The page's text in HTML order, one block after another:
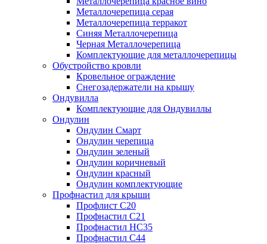
Металлочерепица серая
Металлочерепица терракот
Синяя Металлочерепица
Черная Металлочерепица
Комплектующие для металлочерепицы
Обустройство кровли
Кровельное ограждение
Снегозадержатели на крышу
Ондувилла
Комплектующие для Ондувиллы
Ондулин
Ондулин Смарт
Ондулин черепица
Ондулин зеленый
Ондулин коричневый
Ондулин красный
Ондулин комплектующие
Профнастил для крыши
Профлист С20
Профнастил С21
Профнастил НС35
Профнастил С44